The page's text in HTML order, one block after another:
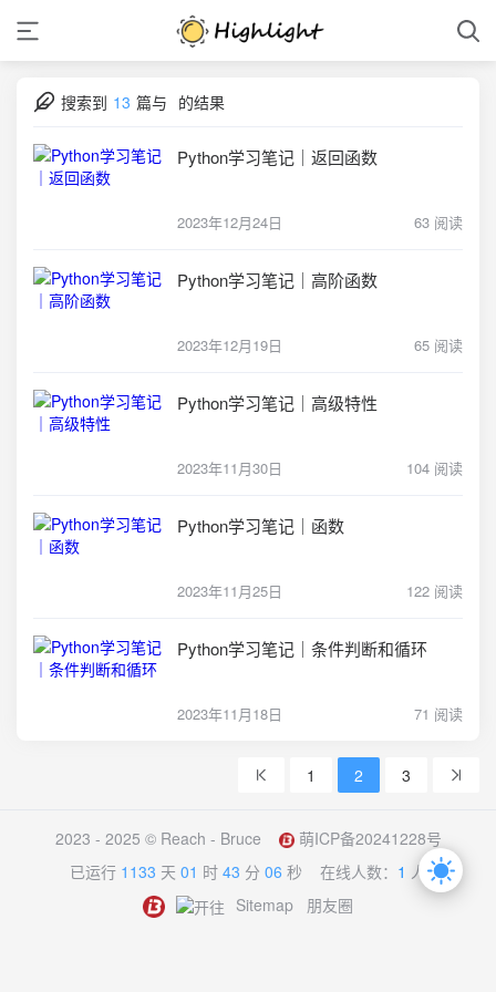
搜索到 13 篇与 的结果
Python学习笔记｜返回函数
2023年12月24日 63 阅读
Python学习笔记｜高阶函数
2023年12月19日 65 阅读
Python学习笔记｜高级特性
2023年11月30日 104 阅读
Python学习笔记｜函数
2023年11月25日 122 阅读
Python学习笔记｜条件判断和循环
2023年11月18日 71 阅读
1 2 3
2023 - 2025 © Reach - Bruce
萌ICP备20241228号
已运行 1133 天 01 时 43 分 06 秒 在线人数： 1 人
Sitemap
朋友圈